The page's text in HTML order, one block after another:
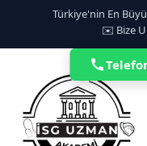
Türkiye'nin En
✉️ Bize